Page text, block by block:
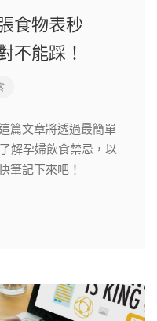
食物表秒
不能踩！
篇文章將透過最簡單
解孕婦飲食禁忌，以
筆記下來吧！